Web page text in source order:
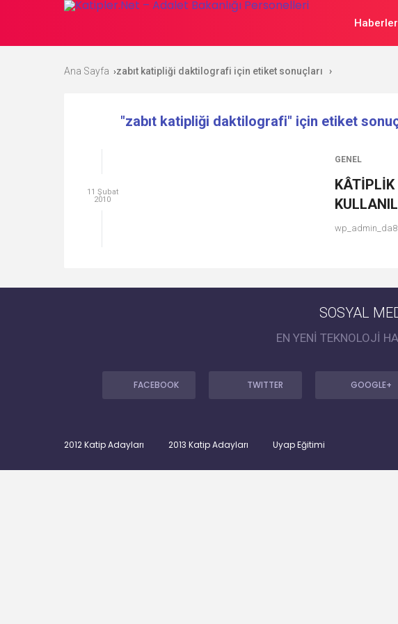
Haberler
Ana Sayfa ›zabıt katipliği daktilografi için etiket sonuçları ›
"zabıt katipliği daktilografi" için etiket
GENEL
KÂTİPLİK
11 Şubat
2010
SOSYAL
EN YENİ TEKNOLOJİ
FACEBOOK TWITTER GOOGLE+
2012 Katip Adayları 2013 Katip Adayları Uyap Eğitimi